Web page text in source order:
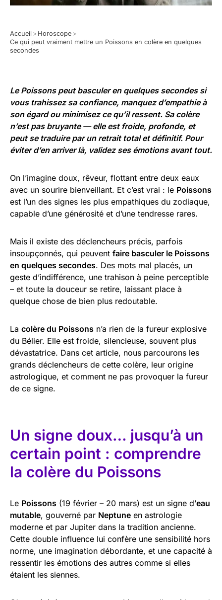
Accueil > Horoscope >
Ce qui peut vraiment mettre un Poissons en colère en quelques
secondes
Le Poissons peut basculer en quelques secondes si
vous trahissez sa confiance, manquez d’empathie à
son égard ou minimisez ce qu’il ressent. Sa colère
n’est pas bruyante — elle est froide, profonde, et
peut se traduire par un retrait total et définitif. Pour
éviter d’en arriver là, validez ses émotions avant tout.
On l’imagine doux, rêveur, flottant entre deux eaux
avec un sourire bienveillant. Et c’est vrai : le Poissons
est l’un des signes les plus empathiques du zodiaque,
capable d’une générosité et d’une tendresse rares.
Mais il existe des déclencheurs précis, parfois
insoupçonnés, qui peuvent faire basculer le Poissons
en quelques secondes. Des mots mal placés, un
geste d’indifférence, une trahison à peine perceptible
– et toute la douceur se retire, laissant place à
quelque chose de bien plus redoutable.
La colère du Poissons n’a rien de la fureur explosive
du Bélier. Elle est froide, silencieuse, souvent plus
dévastatrice. Dans cet article, nous parcourons les
grands déclencheurs de cette colère, leur origine
astrologique, et comment ne pas provoquer la fureur
de ce signe.
Un signe doux… jusqu’à un
certain point : comprendre
la colère du Poissons
Le Poissons (19 février – 20 mars) est un signe d’eau
mutable, gouverné par Neptune en astrologie
moderne et par Jupiter dans la tradition ancienne.
Cette double influence lui confère une sensibilité hors
norme, une imagination débordante, et une capacité à
ressentir les émotions des autres comme si elles
étaient les siennes.